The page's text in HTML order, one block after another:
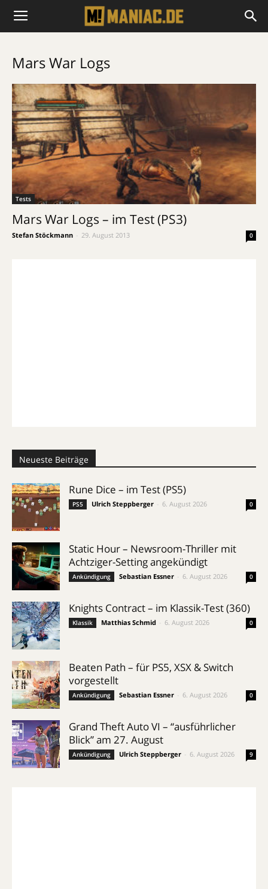
Mars War Logs
Tests
Mars War Logs – im Test (PS3)
Stefan Stöckmann 29. August 2013 0
Neueste Beiträge
Rune Dice – im Test (PS5)
PS5 Ulrich Steppberger 6. August 2026 0
Static Hour – Newsroom-Thriller mit
Achtziger-Setting angekündigt
Ankündigung Sebastian Essner 6. August 2026 0
Knights Contract – im Klassik-Test (360)
Klassik Matthias Schmid 6. August 2026 0
Beaten Path – für PS5, XSX & Switch
vorgestellt
Ankündigung Sebastian Essner 6. August 2026 0
Grand Theft Auto VI – “ausführlicher
Blick” am 27. August
Ankündigung Ulrich Steppberger 6. August 2026 9